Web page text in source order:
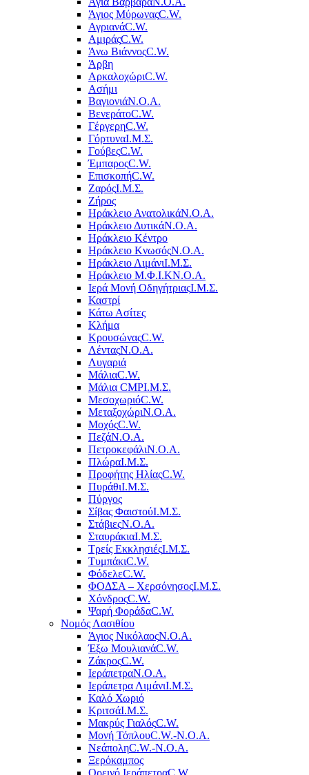
Άγιος ΜύρωναςC.W.
ΑγριανάC.W.
ΑμιράςC.W.
Άνω ΒιάννοςC.W.
Άρβη
ΑρκαλοχώριC.W.
Ασήμι
ΒαγιονιάΝ.Ο.Α.
ΒενεράτοC.W.
ΓέργερηC.W.
ΓόρτυναΙ.Μ.Σ.
ΓούβεςC.W.
ΈμπαροςC.W.
ΕπισκοπήC.W.
ΖαρόςΙ.Μ.Σ.
Ζήρος
Ηράκλειο ΑνατολικάΝ.Ο.Α.
Ηράκλειο ΔυτικάΝ.Ο.Α.
Ηράκλειο Κέντρο
Ηράκλειο ΚνωσόςΝ.Ο.Α.
Ηράκλειο ΛιμάνιΙ.Μ.Σ.
Ηράκλειο Μ.Φ.Ι.ΚΝ.Ο.Α.
Ιερά Μονή ΟδηγήτριαςΙ.Μ.Σ.
Καστρί
Κάτω Ασίτες
Κλήμα
ΚρουσώναςC.W.
ΛένταςΝ.Ο.Α.
Λυγαριά
ΜάλιαC.W.
Μάλια CMPΙ.Μ.Σ.
ΜεσοχωριόC.W.
ΜεταξοχώριΝ.Ο.Α.
ΜοχόςC.W.
ΠεζάΝ.Ο.Α.
ΠετροκεφάλιΝ.Ο.Α.
ΠλώραΙ.Μ.Σ.
Προφήτης ΗλίαςC.W.
ΠυράθιΙ.Μ.Σ.
Πύργος
Σίβας ΦαιστούΙ.Μ.Σ.
ΣτάβιεςΝ.Ο.Α.
ΣταυράκιαΙ.Μ.Σ.
Τρείς ΕκκλησιέςΙ.Μ.Σ.
ΤυμπάκιC.W.
ΦόδελεC.W.
ΦΟΔΣΑ – ΧερσόνησοςΙ.Μ.Σ.
ΧόνδροςC.W.
Ψαρή ΦοράδαC.W.
Νομός Λασιθίου
Άγιος ΝικόλαοςΝ.Ο.Α.
Έξω ΜουλιανάC.W.
ΖάκροςC.W.
ΙεράπετραΝ.Ο.Α.
Ιεράπετρα ΛιμάνιΙ.Μ.Σ.
Καλό Χωριό
ΚριτσάΙ.Μ.Σ.
Μακρύς ΓιαλόςC.W.
Μονή ΤόπλουC.W.-Ν.Ο.Α.
ΝεάποληC.W.-Ν.Ο.Α.
Ξερόκαμπος
Ορεινό ΙεράπετραC.W.